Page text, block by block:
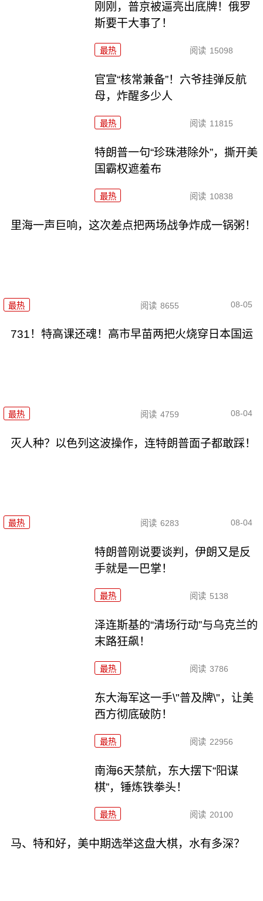
刚刚，普京被逼亮出底牌！俄罗
斯要干大事了！
最热 阅读 15098
官宣“核常兼备”！六爷挂弹反航
母，炸醒多少人
最热 阅读 11815
特朗普一句“珍珠港除外”，撕开美
国霸权遮羞布
最热 阅读 10838
里海一声巨响，这次差点把两场战争炸成一锅粥！
最热 阅读 8655 08-05
731！特高课还魂！高市早苗两把火烧穿日本国运
最热 阅读 4759 08-04
灭人种？以色列这波操作，连特朗普面子都敢踩！
最热 阅读 6283 08-04
特朗普刚说要谈判，伊朗又是反
手就是一巴掌！
最热 阅读 5138
泽连斯基的“清场行动”与乌克兰的
末路狂飙！
最热 阅读 3786
东大海军这一手\"普及牌\"，让美
西方彻底破防！
最热 阅读 22956
南海6天禁航，东大摆下“阳谋
棋”，锤炼铁拳头！
最热 阅读 20100
马、特和好，美中期选举这盘大棋，水有多深？